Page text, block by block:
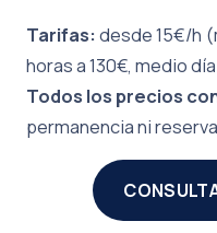
Tarifas: desde 15€/h
horas a 130€, medio
Todos los precios
permanencia ni